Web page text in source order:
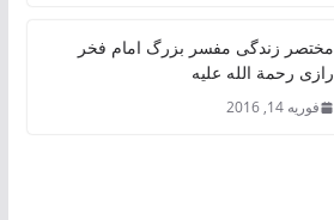
مختصر زندگی مفسر بزرگ امام فخر
رازی رحمة الله علیه
فوریه 14, 2016